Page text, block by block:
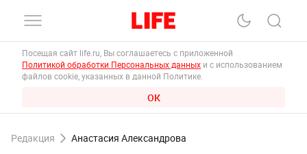
Посещая сайт life.ru, Вы соглашаетесь с приложенной
Политикой обработки Персональных данных и с использованием
файлов cookie, указанных в данной Политике.
ОК
Редакция Анастасия Александрова